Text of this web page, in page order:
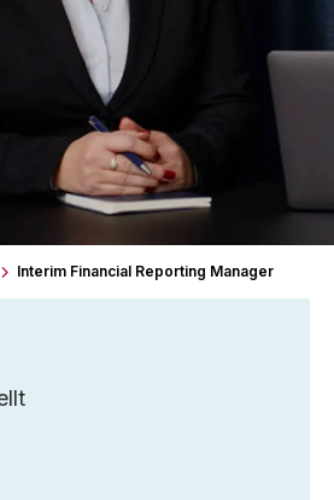
Interim Financial Reporting Manager